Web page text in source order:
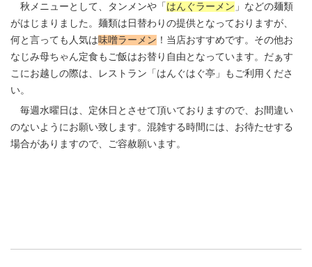
秋メニューとして、タンメンや「 はんぐラーメン 」などの麺類
がはじまりました。麺類は日替わりの提供となっておりますが、
何と言っても人気は味噌ラーメン ！当店おすすめです。その他お
なじみ母ちゃん定食もご飯はお替り自由となっています。だぁす
こにお越しの際は、レストラン「はんぐはぐ亭」もご利用くださ
い。
毎週水曜日は、定休日とさせて頂いておりますので、お間違い
のないようにお願い致します。混雑する時間には、お待たせする
場合がありますので、ご容赦願います。